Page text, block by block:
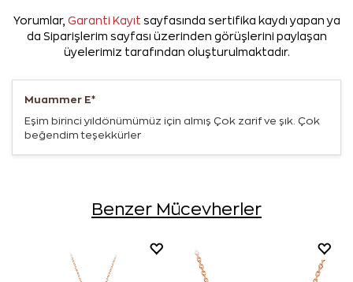
Yorumlar, Garanti Kayıt sayfasında sertifika kaydı yapan ya
da Siparişlerim sayfası üzerinden görüşlerini paylaşan
üyelerimiz tarafından oluşturulmaktadır.
Muammer E*
Eşim birinci yıldönümümüz için almış Çok zarif ve şık. Çok
beğendim teşekkürler
Benzer Mücevherler